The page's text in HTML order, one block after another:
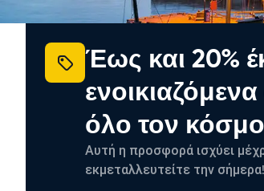
Έως και 20%
όλο τον κόσμο
Αυτή η προσφορά ισχύει
εκμεταλλευτείτε την σήμερα!